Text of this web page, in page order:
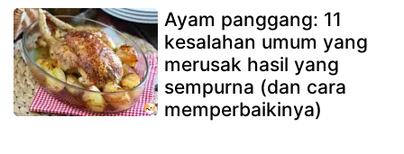
Ayam panggang: 11
kesalahan umum yang
merusak hasil yang
sempurna (dan cara
memperbaikinya)